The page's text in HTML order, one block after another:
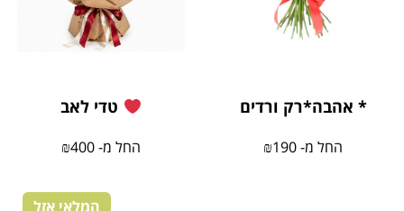
* אהבה*רק ורדים
החל מ- ₪190
טדי לאב
החל מ- ₪400
המלאי אזל